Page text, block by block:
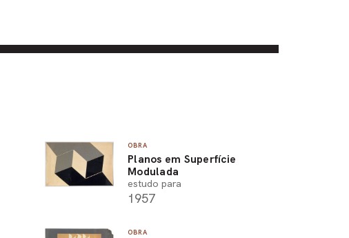
OBRA
Planos em Superfície
Modulada
estudo para
1957
OBRA